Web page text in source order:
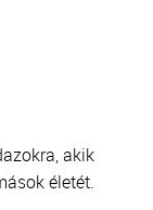
akik
életét.